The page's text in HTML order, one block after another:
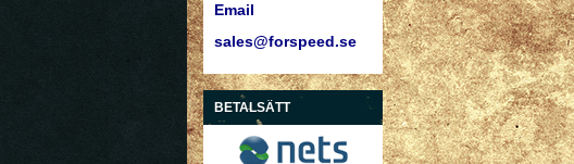
Email
sales@forspeed.se
BETALSÄTT